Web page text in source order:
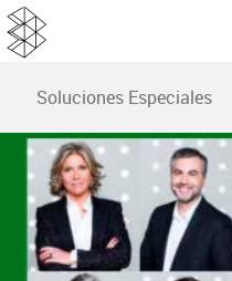
Soluciones Especiales